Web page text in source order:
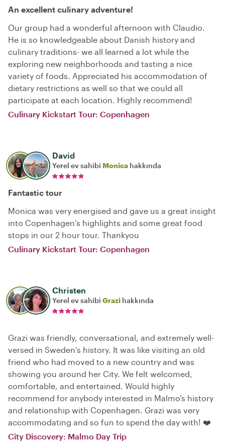
An excellent culinary adventure!
Our group had a wonderful afternoon with Claudio.
He is so knowledgeable about Danish history and
culinary traditions- we all learned a lot while the
exploring new neighborhoods and tasting a nice
variety of foods. Appreciated his accommodation of
dietary restrictions as well so that we could all
participate at each location. Highly recommend!
Culinary Kickstart Tour: Copenhagen
David
Yerel ev sahibi Monica hakkında
Fantastic tour
Monica was very energised and gave us a great insight
into Copenhagen’s highlights and some great food
stops in our 2 hour tour. Thankyou
Culinary Kickstart Tour: Copenhagen
Christen
Yerel ev sahibi Grazi hakkında
Grazi was friendly, conversational, and extremely well-
versed in Sweden’s history. It was like visiting an old
friend who had moved to a new country and was
showing you around her City. We felt welcomed,
comfortable, and entertained. Would highly
recommend for anybody interested in Malmo‘s history
and relationship with Copenhagen. Grazi was very
accommodating and so fun to spend the day with! ❤️
City Discovery: Malmo Day Trip